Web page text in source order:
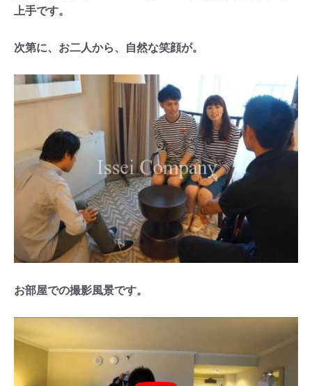
上手です。
次第に、お二人から、自然な笑顔が。
お部屋での撮影風景です。